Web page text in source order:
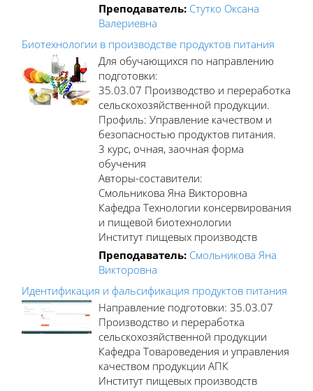
Преподаватель: Стутко Оксана
Валериевна
Биотехнологии в производстве продуктов питания
Для обучающихся по направлению
подготовки:
35.03.07 Производство и переработка
сельскохозяйственной продукции.
Профиль: Управление качеством и
безопасностью продуктов питания.
3 курс, очная, заочная форма
обучения
Авторы-составители:
Смольникова Яна Викторовна
Кафедра Технологии консервирования
и пищевой биотехнологии
Институт пищевых производств
Преподаватель: Смольникова Яна
Викторовна
Идентификация и фальсификация продуктов питания
Направление подготовки: 35.03.07
Производство и переработка
сельскохозяйственной продукции
Кафедра Товароведения и управления
качеством продукции АПК
Институт пищевых производств